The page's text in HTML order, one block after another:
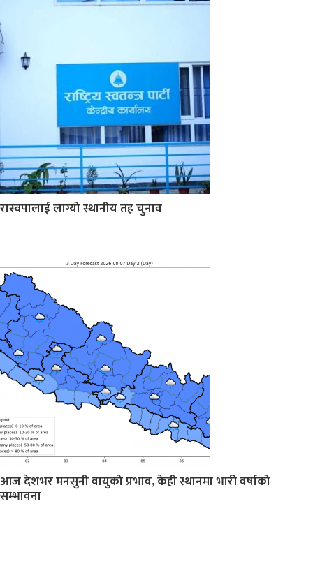
रास्वपालाई लाग्यो स्थानीय तह चुनाव
आज देशभर मनसुनी वायुको प्रभाव, केही स्थानमा भारी वर्षाको
सम्भावना